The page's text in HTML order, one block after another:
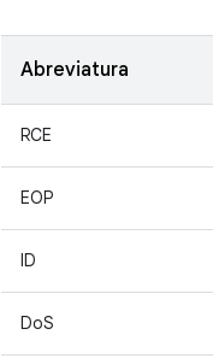
Abreviatura
RCE
EOP
ID
DoS